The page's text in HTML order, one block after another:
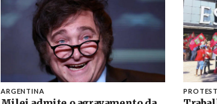
ARGENTINA